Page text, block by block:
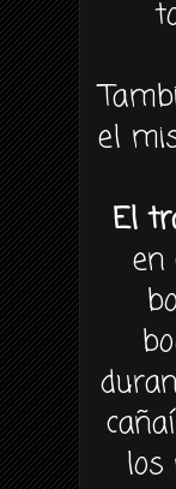
el
El
en
los